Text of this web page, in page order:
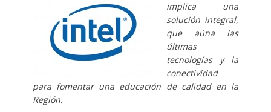
implica una
solución integral,
que aúna las
últimas
tecnologías y la
conectividad
para fomentar una educación de calidad en la
Región.